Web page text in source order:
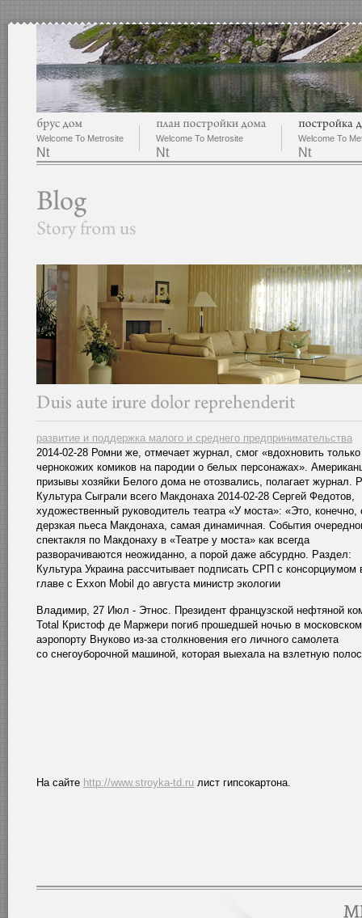
Welcome To Metrosite
Nt
Welcome To Metrosite
Nt
Welcome To
Nt
развитие и поддержка малого и среднего предпринимательства
2014-02-28 Ромни же, отмечает журнал, смог «вдохновить только
чернокожих комиков на пародии о белых персонажах».
призывы хозяйки Белого дома не отозвались, полагает журнал.
Культура Сыграли всего Макдонаха 2014-02-28 Сергей Федотов,
художественный руководитель театра «У моста»: «Это, конечно,
дерзкая пьеса Макдонаха, самая динамичная. События
спектакля по Макдонаху в «Театре у моста» как всегда
разворачиваются неожиданно, а порой даже абсурдно. Раздел:
Культура Украина рассчитывает подписать СРП с консорциумом
главе с Exxon Mobil до августа министр экологии
Владимир, 27 Июл - Этнос. Президент французской нефтяной
Total Кристоф де Маржери погиб прошедшей ночью в московском
аэропорту Внуково из-за столкновения его личного самолета
со снегоуборочной машиной, которая выехала на взлетную
На сайте http://www.stroyka-td.ru лист гипсокартона.